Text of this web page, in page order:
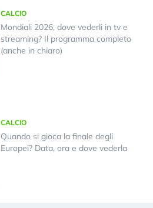
CALCIO
Mondiali 2026, dove vederli in tv e
streaming? Il programma completo
(anche in chiaro)
CALCIO
Quando si gioca la finale degli
Europei? Data, ora e dove vederla